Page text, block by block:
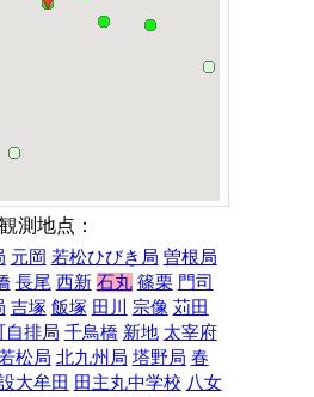
測地点：
元岡 若松ひびき局 曽根局
長尾 西新 石丸 篠栗 門司
吉塚 飯塚 田川 宗像 苅田
自排局 千鳥橋 新地 太宰府
松局 北九州局 塔野局 春
大牟田 田主丸中学校 八女